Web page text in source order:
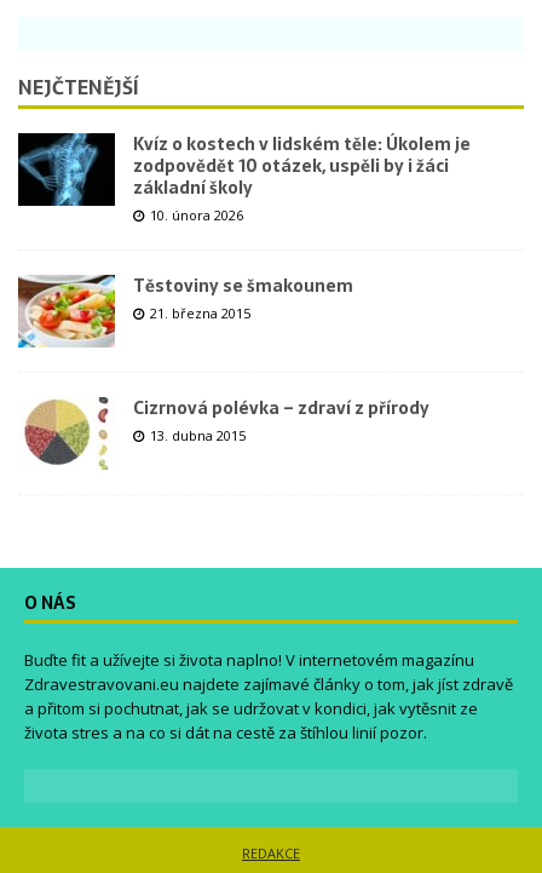
NEJČTENĚJŠÍ
Kvíz o kostech v lidském těle: Úkolem je
zodpovědět 10 otázek, uspěli by i žáci
základní školy
10. února 2026
Těstoviny se šmakounem
21. března 2015
Cizrnová polévka – zdraví z přírody
13. dubna 2015
O NÁS
Buďte fit a užívejte si života naplno! V internetovém magazínu
Zdravestravovani.eu najdete zajímavé články o tom, jak jíst zdravě
a přitom si pochutnat, jak se udržovat v kondici, jak vytěsnit ze
života stres a na co si dát na cestě za štíhlou linií pozor.
REDAKCE